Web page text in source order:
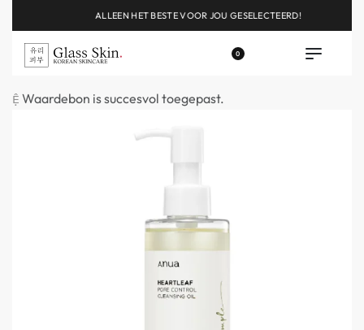
ALLEEN HET BESTE VOOR JOU GESELECTEERD!
0
Waardebon is succesvol toegepast.